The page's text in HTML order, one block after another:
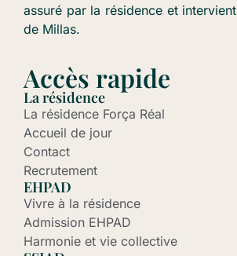
assuré par la résidence et
de Millas.
Accès rapide
La résidence
La résidence Força Réal
Accueil de jour
Contact
Recrutement
EHPAD
Vivre à la résidence
Admission EHPAD
Harmonie et vie collective